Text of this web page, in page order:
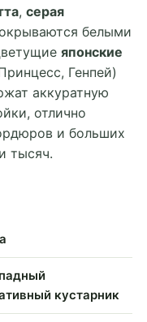
, серая
белыми
японские
Генпей)
аккуратную
отлично
и больших
тысяч.
кустарник